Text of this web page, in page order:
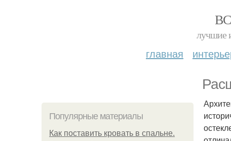
лучшие
главная
Популярные материалы
Как поставить кровать в спальне.